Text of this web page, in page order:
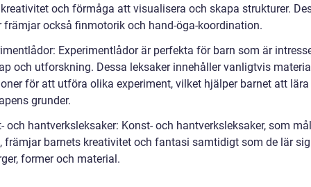
och förmåga att visualisera och skapa strukturer.
främjar också finmotorik och hand-öga-koordination.
Experimentlådor är perfekta för barn som är
och utforskning. Dessa leksaker innehåller vanligtvis
för att utföra olika experiment, vilket hjälper barnet att
grunder.
och hantverksleksaker: Konst- och hantverksleksaker, som
främjar barnets kreativitet och fantasi samtidigt som de lär
former och material.